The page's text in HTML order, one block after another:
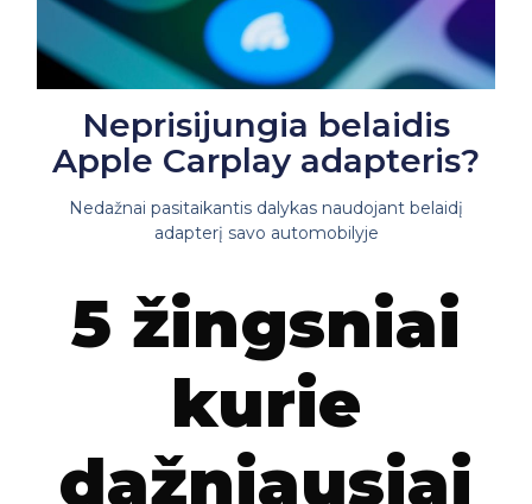
Neprisijungia belaidis
Apple Carplay adapteris?
Nedažnai pasitaikantis dalykas naudojant belaidį
adapterį savo automobilyje
5 žingsniai
kurie
dažniausiai